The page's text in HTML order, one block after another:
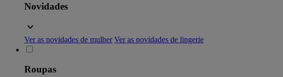
Novidades
Ver as novidades de mulher Ver as novidades de lingerie
Roupas